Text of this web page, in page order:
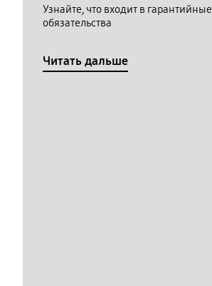
Узнайте, что входит в гарантийные
обязательства
Читать дальше